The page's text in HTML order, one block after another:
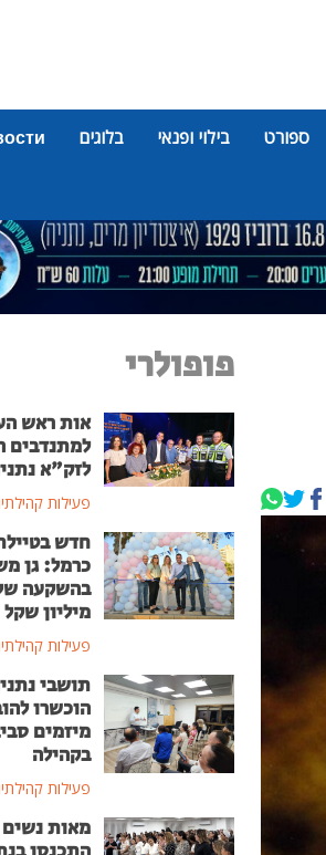
ספורט בילוי ופנאי בלוגים
פופולרי
אות ראש
למתנדבים
לזק"א
פעילות
חדש
כרמל: גן
מיליון שקל
פעילות
תושבי
הוכשרו
מיזמים
בקהילה
פעילות
מאות נשים